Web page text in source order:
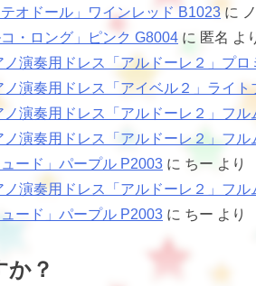
オドール」ワインレッド B1023に
・ロング」ピンク G8004 に 匿名 よ
演奏用ドレス「アルドーレ２」プロ
ノ演奏用ドレス「アイベル２」ライ
ノ演奏用ドレス「アルドーレ２」フ
ノ演奏用ドレス「アルドーレ２」フ
ード」パープル P2003 に ちー より
ノ演奏用ドレス「アルドーレ２」フ
ード」パープル P2003 に ちー より
？